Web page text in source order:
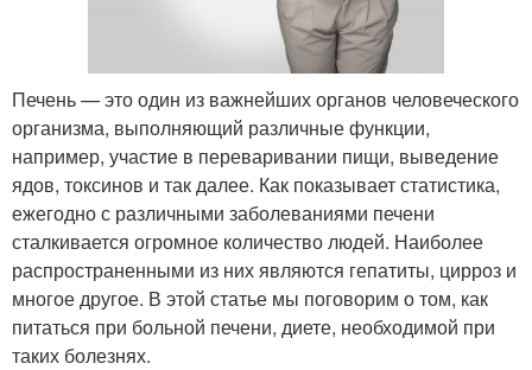
Печень — это один из важнейших органов человеческого
организма, выполняющий различные функции,
например, участие в переваривании пищи, выведение
ядов, токсинов и так далее. Как показывает статистика,
ежегодно с различными заболеваниями печени
сталкивается огромное количество людей. Наиболее
распространенными из них являются гепатиты, цирроз и
многое другое. В этой статье мы поговорим о том, как
питаться при больной печени, диете, необходимой при
таких болезнях.